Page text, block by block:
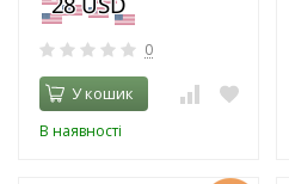
0
У кошик
В наявності